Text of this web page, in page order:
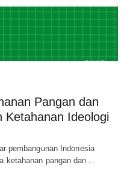
Pangan dan
Ketahanan Ideologi
pembangunan Indonesia
ketahanan pangan dan…